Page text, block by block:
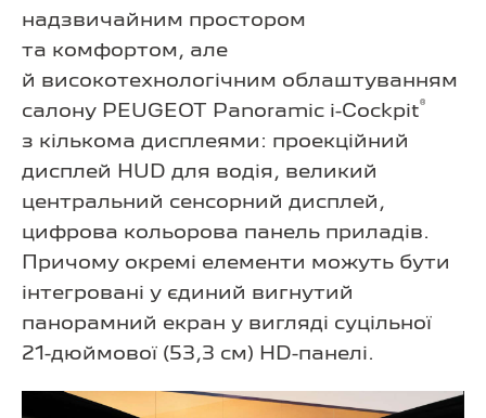
надзвичайним простором
та комфортом, але
й високотехнологічним облаштуванням
салону PEUGEOT Panoramic i-Cockpit®
з кількома дисплеями: проекційний
дисплей HUD для водія, великий
центральний сенсорний дисплей,
цифрова кольорова панель приладів.
Причому окремі елементи можуть бути
інтегровані у єдиний вигнутий
панорамний екран у вигляді суцільної
21-дюймової (53,3 см) HD-панелі.